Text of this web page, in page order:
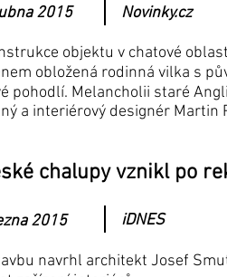
2015 Novinky.cz
objektu v chatové
obložená rodinná vilka s
pohodlí. Melancholii staré
a interiérový designér Martin
chalupy vznikl po
2015 iDNES
navrhl architekt Josef